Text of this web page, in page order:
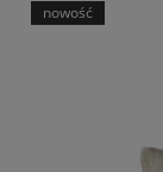
nowość